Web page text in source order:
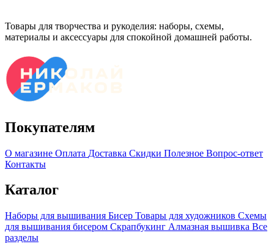
Товары для творчества и рукоделия: наборы, схемы,
материалы и аксессуары для спокойной домашней работы.
Покупателям
О магазине Оплата Доставка Скидки Полезное Вопрос-ответ
Контакты
Каталог
Наборы для вышивания Бисер Товары для художников Схемы
для вышивания бисером Скрапбукинг Алмазная вышивка Все
разделы